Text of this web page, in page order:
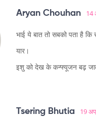
Aryan Chouhan 14
भाई ये बात तो सबको पता है
यार।
इशु को देख के कन्फ्यूजन बढ़
Tsering Bhutia 19